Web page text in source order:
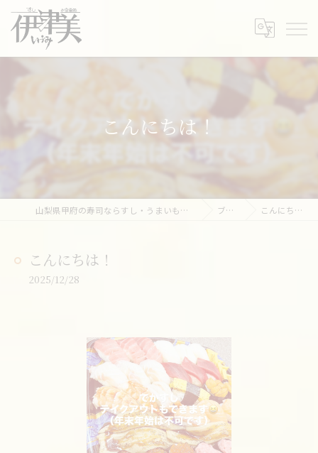
こんにちは！
山梨県甲府の寿司ならすし・うまいもの処 伊津美 ブログ こんにちは！
こんにちは！
2025/12/28